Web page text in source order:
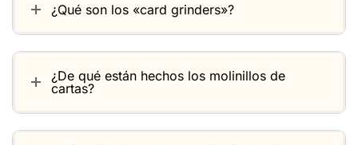
¿Qué son los «card grinders»?
¿De qué están hechos los molinillos de
cartas?